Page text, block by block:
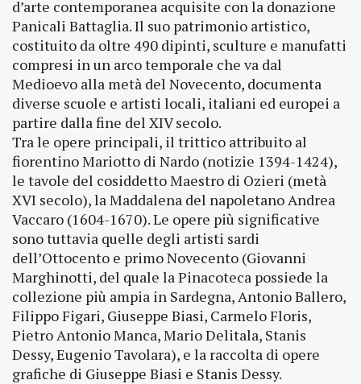
d’arte contemporanea acquisite con la donazione
Panicali Battaglia. Il suo patrimonio artistico,
costituito da oltre 490 dipinti, sculture e manufatti
compresi in un arco temporale che va dal
Medioevo alla metà del Novecento, documenta
diverse scuole e artisti locali, italiani ed europei a
partire dalla fine del XIV secolo.
Tra le opere principali, il trittico attribuito al
fiorentino Mariotto di Nardo (notizie 1394-1424),
le tavole del cosiddetto Maestro di Ozieri (metà
XVI secolo), la Maddalena del napoletano Andrea
Vaccaro (1604-1670). Le opere più significative
sono tuttavia quelle degli artisti sardi
dell’Ottocento e primo Novecento (Giovanni
Marghinotti, del quale la Pinacoteca possiede la
collezione più ampia in Sardegna, Antonio Ballero,
Filippo Figari, Giuseppe Biasi, Carmelo Floris,
Pietro Antonio Manca, Mario Delitala, Stanis
Dessy, Eugenio Tavolara), e la raccolta di opere
grafiche di Giuseppe Biasi e Stanis Dessy.